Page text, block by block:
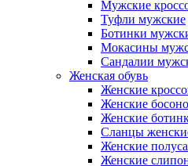
Мужские
Туфли мужские
Ботинки
Мокасины
Сандалии
Женская обувь
Женские
Женские
Женские
Сланцы
Женские
Женские